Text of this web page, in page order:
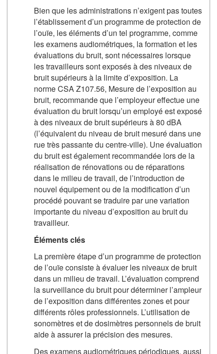
Bien que les administrations n’exigent pas toutes
l’établissement d’un programme de protection de
l’ouïe, les éléments d’un tel programme, comme
les examens audiométriques, la formation et les
évaluations du bruit, sont nécessaires lorsque
les travailleurs sont exposés à des niveaux de
bruit supérieurs à la limite d’exposition. La
norme CSA Z107.56, Mesure de l’exposition au
bruit, recommande que l’employeur effectue une
évaluation du bruit lorsqu’un employé est exposé
à des niveaux de bruit supérieurs à 80 dBA
(l’équivalent du niveau de bruit mesuré dans une
rue très passante du centre-ville). Une évaluation
du bruit est également recommandée lors de la
réalisation de rénovations ou de réparations
dans le milieu de travail, de l’introduction de
nouvel équipement ou de la modification d’un
procédé pouvant se traduire par une variation
importante du niveau d’exposition au bruit du
travailleur.
Éléments clés
La première étape d’un programme de protection
de l’ouïe consiste à évaluer les niveaux de bruit
dans un milieu de travail. L’évaluation comprend
la surveillance du bruit pour déterminer l’ampleur
de l’exposition dans différentes zones et pour
différents rôles professionnels. L’utilisation de
sonomètres et de dosimètres personnels de bruit
aide à assurer la précision des mesures.
Des examens audiométriques périodiques, aussi